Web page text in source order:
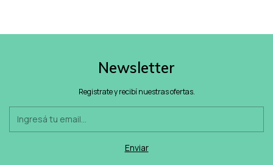
Newsletter
Registrate y recibí nuestras ofertas.